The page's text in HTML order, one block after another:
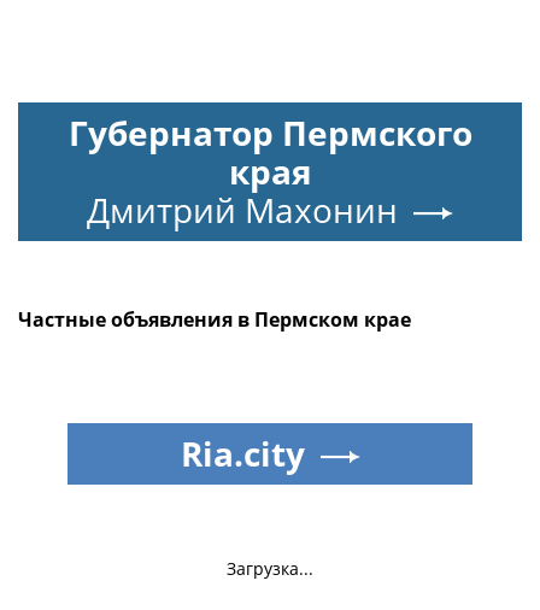
Губернатор Пермского
края
Дмитрий Махонин
Частные объявления в Пермском крае
Загрузка...
Ria.city